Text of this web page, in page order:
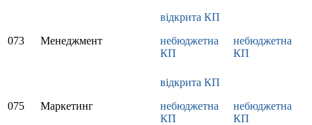
073 Менеджмент
відкрита КП
небюджетна
КП
небюджетна
КП
075 Маркетинг
відкрита КП
небюджетна
КП
небюджетна
КП